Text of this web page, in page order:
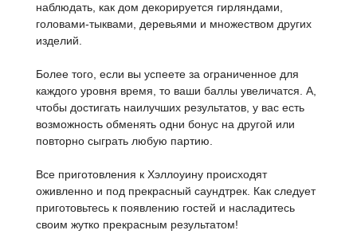
наблюдать, как дом декорируется гирляндами,
головами-тыквами, деревьями и множеством других
изделий.
Более того, если вы успеете за ограниченное для
каждого уровня время, то ваши баллы увеличатся. А,
чтобы достигать наилучших результатов, у вас есть
возможность обменять одни бонус на другой или
повторно сыграть любую партию.
Все приготовления к Хэллоуину происходят
оживленно и под прекрасный саундтрек. Как следует
приготовьтесь к появлению гостей и насладитесь
своим жутко прекрасным результатом!